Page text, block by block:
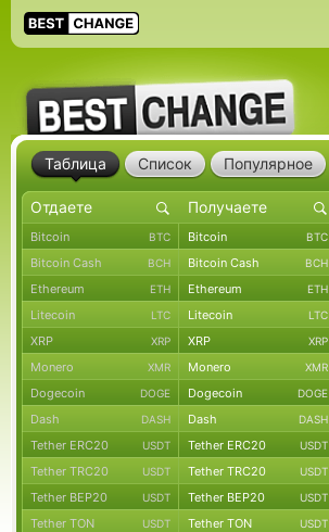
Таблица Список Популярное
Bitcoin BTC Bitcoin BTC
Bitcoin Cash BCH Bitcoin Cash BCH
Ethereum ETH Ethereum ETH
Litecoin LTC Litecoin LTC
XRP XRP XRP XRP
Monero XMR Monero XMR
Dogecoin DOGE Dogecoin DOGE
Dash DASH Dash DASH
Tether ERC20 USDT Tether ERC20 USDT
Tether TRC20 USDT Tether TRC20 USDT
Tether BEP20 USDT Tether BEP20 USDT
Tether TON USDT Tether TON USDT